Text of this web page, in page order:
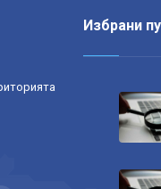
Избрани